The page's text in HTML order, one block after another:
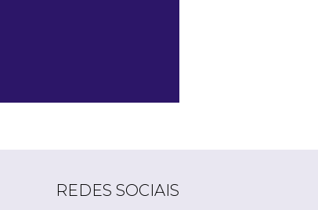
REDES SOCIAIS